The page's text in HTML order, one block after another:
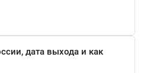
дата выхода и как